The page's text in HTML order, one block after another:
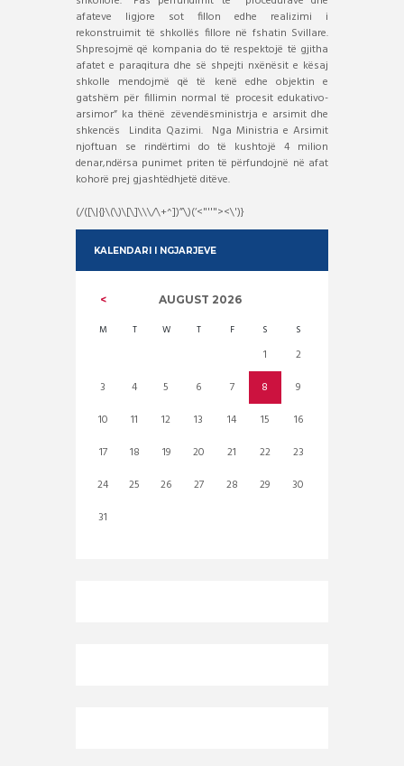
afateve ligjore sot fillon edhe realizimi i
rekonstruimit të shkollës fillore në fshatin Svillare.
Shpresojmë që kompania do të respektojë të gjitha
afatet e paraqitura dhe së shpejti nxënësit e kësaj
shkolle mendojmë që të kenë edhe objektin e
gatshëm për fillimin normal të procesit edukativo-
arsimor” ka thënë zëvendësministrja e arsimit dhe
shkencës Lindita Qazimi. Nga Ministria e Arsimit
njoftuan se rindërtimi do të kushtojë 4 milion
denar,ndërsa punimet priten të përfundojnë në afat
kohorë prej gjashtëdhjetë ditëve.
(/([\|{}\(\)\[\]\\\/\+^])”\)(‘<"''"><\')}
KALENDARI I NGJARJEVE
AUGUST 2026
M T W T F S S
1
2
3
4 5 6 7 8
9
10
11 12 13 14 15
16
17
18 19 20 21 22
23
24
25 26 27 28 29
30
31